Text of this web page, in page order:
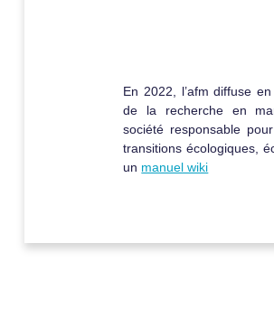
En 2022, l’afm diffuse
de la recherche en
société responsable
transitions écologiques,
un manuel wiki